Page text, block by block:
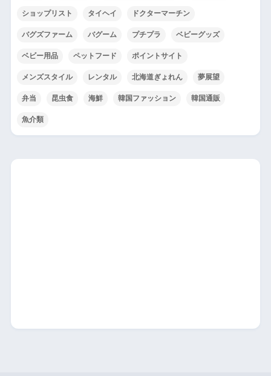
ショップリスト タイヘイ ドクターマーチン
バグズファーム バグーム プチプラ ベビーグッズ
ベビー用品 ペットフード ポイントサイト
メンズスタイル レンタル 北海道ぎょれん 夢展望
弁当 昆虫食 海鮮 韓国ファッション 韓国通販
魚介類